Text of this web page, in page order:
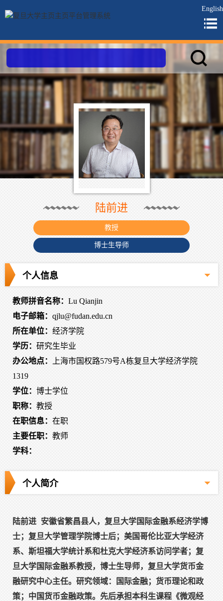
English
陆前进
教授
博士生导师
个人信息
教师拼音名称： Lu Qianjin
电子邮箱： qjlu@fudan.edu.cn
所在单位： 经济学院
学历： 研究生毕业
办公地点：
上海市国权路579号A栋复旦大学经济学院
1319
学位： 博士学位
职称： 教授
在职信息： 在职
主要任职： 教师
学科：
个人简介
陆前进 安徽省繁昌县人，复旦大学国际金融系经济学博
士；复旦大学管理学院博士后；美国哥伦比亚大学经济
系、斯坦福大学统计系和杜克大学经济系访问学者；复
旦大学国际金融系教授，博士生导师，复旦大学货币金
融研究中心主任。研究领域：国际金融；货币理论和政
策；中国货币金融政策。先后承担本科生课程《微观经